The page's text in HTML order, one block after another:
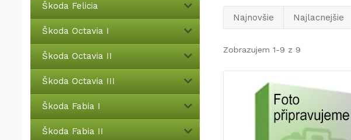
Škoda Felicia
Škoda Octavia I
Škoda Octavia II
Škoda Octavia III
Škoda Fabia I
Škoda Fabia II
Najnovšie Najlacnejšie
Zobrazujem 1-9 z 9